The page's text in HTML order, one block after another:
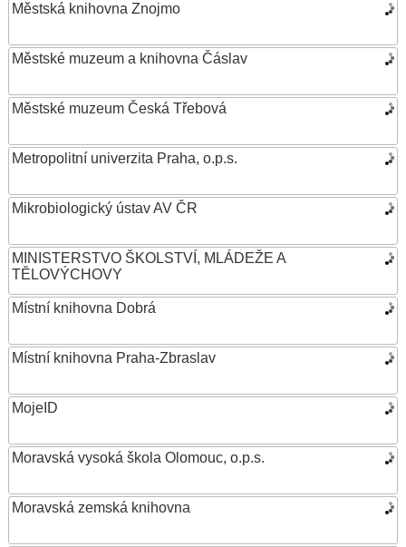
Městská knihovna Znojmo
Městské muzeum a knihovna Čáslav
Městské muzeum Česká Třebová
Metropolitní univerzita Praha, o.p.s.
Mikrobiologický ústav AV ČR
MINISTERSTVO ŠKOLSTVÍ, MLÁDEŽE A
TĚLOVÝCHOVY
Místní knihovna Dobrá
Místní knihovna Praha-Zbraslav
MojeID
Moravská vysoká škola Olomouc, o.p.s.
Moravská zemská knihovna